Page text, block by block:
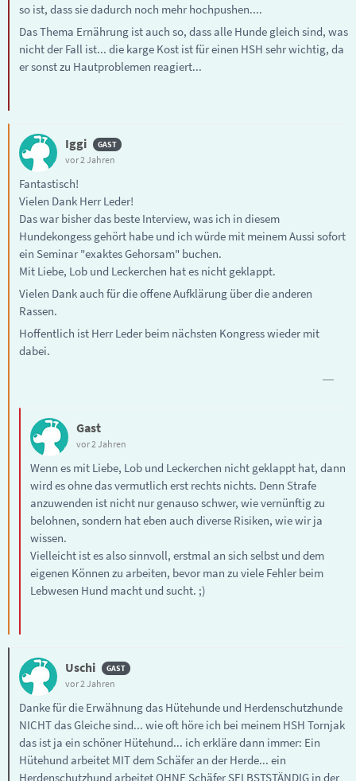
so ist, dass sie dadurch noch mehr hochpushen....
Das Thema Ernährung ist auch so, dass alle Hunde gleich sind, was
nicht der Fall ist... die karge Kost ist für einen HSH sehr wichtig, da
er sonst zu Hautproblemen reagiert...
Iggi
vor 2 Jahren
Fantastisch!
Vielen Dank Herr Leder!
Das war bisher das beste Interview, was ich in diesem
Hundekongess gehört habe und ich würde mit meinem Aussi sofort
ein Seminar "exaktes Gehorsam" buchen.
Mit Liebe, Lob und Leckerchen hat es nicht geklappt.
Vielen Dank auch für die offene Aufklärung über die anderen
Rassen.
Hoffentlich ist Herr Leder beim nächsten Kongress wieder mit
dabei.
Gast
vor 2 Jahren
Wenn es mit Liebe, Lob und Leckerchen nicht geklappt hat, dann
wird es ohne das vermutlich erst rechts nichts. Denn Strafe
anzuwenden ist nicht nur genauso schwer, wie vernünftig zu
belohnen, sondern hat eben auch diverse Risiken, wie wir ja
wissen.
Vielleicht ist es also sinnvoll, erstmal an sich selbst und dem
eigenen Können zu arbeiten, bevor man zu viele Fehler beim
Lebwesen Hund macht und sucht. ;)
Uschi
vor 2 Jahren
Danke für die Erwähnung das Hütehunde und Herdenschutzhunde
NICHT das Gleiche sind... wie oft höre ich bei meinem HSH Tornjak
das ist ja ein schöner Hütehund... ich erkläre dann immer: Ein
Hütehund arbeitet MIT dem Schäfer an der Herde... ein
Herdenschutzhund arbeitet OHNE Schäfer SELBSTSTÄNDIG in der